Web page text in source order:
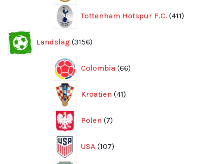
Tottenham Hotspur F.C. 411
produkter
Landslag 3156
produkter
Colombia 66
produkter
Kroatien 41
produkter
Polen 7
produkter
USA 107
produkter